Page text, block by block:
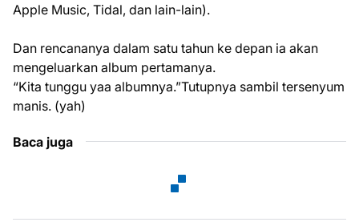
Apple Music, Tidal, dan lain-lain).
Dan rencananya dalam satu tahun ke depan ia akan
mengeluarkan album pertamanya.
“Kita tunggu yaa albumnya.”Tutupnya sambil tersenyum
manis. (yah)
Baca juga